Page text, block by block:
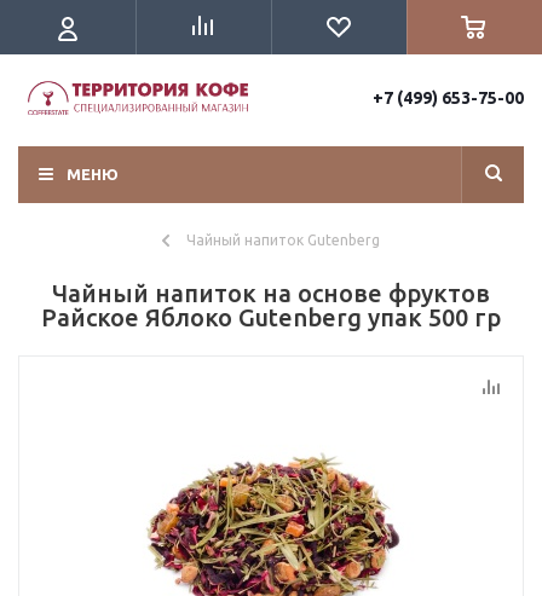
+7 (499) 653-75-00
МЕНЮ
Чайный напиток Gutenberg
Чайный напиток на основе фруктов
Райское Яблоко Gutenberg упак 500 гр